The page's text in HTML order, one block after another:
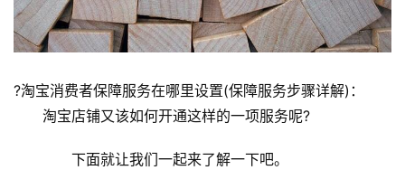
?淘宝消费者保障服务在哪里设置(保障服务步骤详解)：
淘宝店铺又该如何开通这样的一项服务呢?
下面就让我们一起来了解一下吧。